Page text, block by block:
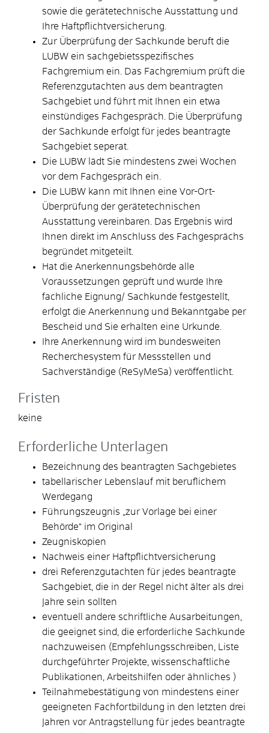
sowie die gerätetechnische Ausstattung und
Ihre Haftpflichtversicherung.
Zur Überprüfung der Sachkunde beruft die
LUBW ein sachgebietsspezifisches
Fachgremium ein. Das Fachgremium prüft die
Referenzgutachten aus dem beantragten
Sachgebiet und führt mit Ihnen ein etwa
einstündiges Fachgespräch. Die Überprüfung
der Sachkunde erfolgt für jedes beantragte
Sachgebiet seperat.
Die LUBW lädt Sie mindestens zwei Wochen
vor dem Fachgespräch ein.
Die LUBW kann mit Ihnen eine Vor-Ort-
Überprüfung der gerätetechnischen
Ausstattung vereinbaren. Das Ergebnis wird
Ihnen direkt im Anschluss des Fachgesprächs
begründet mitgeteilt.
Hat die Anerkennungsbehörde alle
Voraussetzungen geprüft und wurde Ihre
fachliche Eignung/ Sachkunde festgestellt,
erfolgt die Anerkennung und Bekanntgabe per
Bescheid und Sie erhalten eine Urkunde.
Ihre Anerkennung wird im bundesweiten
Recherchesystem für Messstellen und
Sachverständige (ReSyMeSa) veröffentlicht.
Fristen
keine
Erforderliche Unterlagen
Bezeichnung des beantragten Sachgebietes
tabellarischer Lebenslauf mit beruflichem
Werdegang
Führungszeugnis „zur Vorlage bei einer
Behörde“ im Original
Zeugniskopien
Nachweis einer Haftpflichtversicherung
drei Referenzgutachten für jedes beantragte
Sachgebiet, die in der Regel nicht älter als drei
Jahre sein sollten
eventuell andere schriftliche Ausarbeitungen,
die geeignet sind, die erforderliche Sachkunde
nachzuweisen (Empfehlungsschreiben, Liste
durchgeführter Projekte, wissenschaftliche
Publikationen, Arbeitshilfen oder ähnliches )
Teilnahmebestätigung von mindestens einer
geeigneten Fachfortbildung in den letzten drei
Jahren vor Antragstellung für jedes beantragte